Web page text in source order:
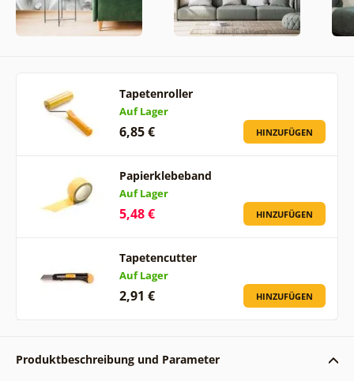
Tapetenroller
Auf Lager
6,85 € HINZUFÜGEN
Papierklebeband
Auf Lager
5,48 € HINZUFÜGEN
Tapetencutter
Auf Lager
2,91 € HINZUFÜGEN
Produktbeschreibung und Parameter